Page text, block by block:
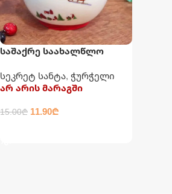
საშაქრე საახალწლო
სეკრეტ სანტა, ჭურჭელი
არ არის მარაგში
15.00₾ 11.90₾